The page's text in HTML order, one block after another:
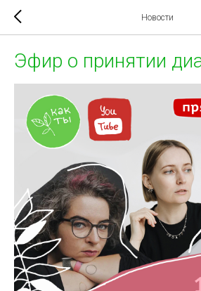
Новости
Эфир о принятии